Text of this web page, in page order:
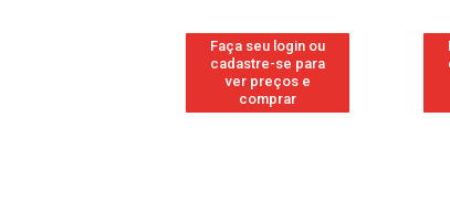
Faça seu login ou
cadastre-se para
ver preços e
comprar